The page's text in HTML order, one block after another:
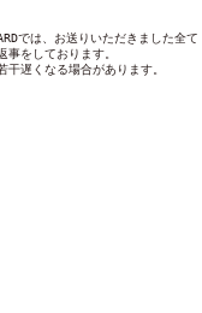
では、お送りいただきました全て
事をしております。
遅くなる場合があります。